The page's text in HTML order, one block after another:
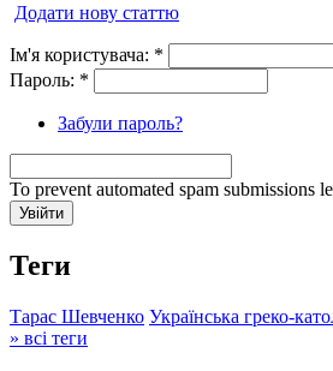
Додати нову статтю
Ім'я користувача: *
Пароль: *
Забули пароль?
To prevent automated spam submissions
Теги
Тарас Шевченко Українська греко-
» всі теги